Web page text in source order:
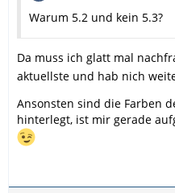
Warum 5.2 und kein 5.3?
Da muss ich glatt mal
aktuellste und hab nich
Ansonsten sind die Farben
hinterlegt, ist mir gerade